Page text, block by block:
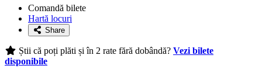
favoriteComandă bilete
Hartă locuri
Share
Știi că poți plăti și în 2 rate fără dobândă? Vezi bilete
disponibile